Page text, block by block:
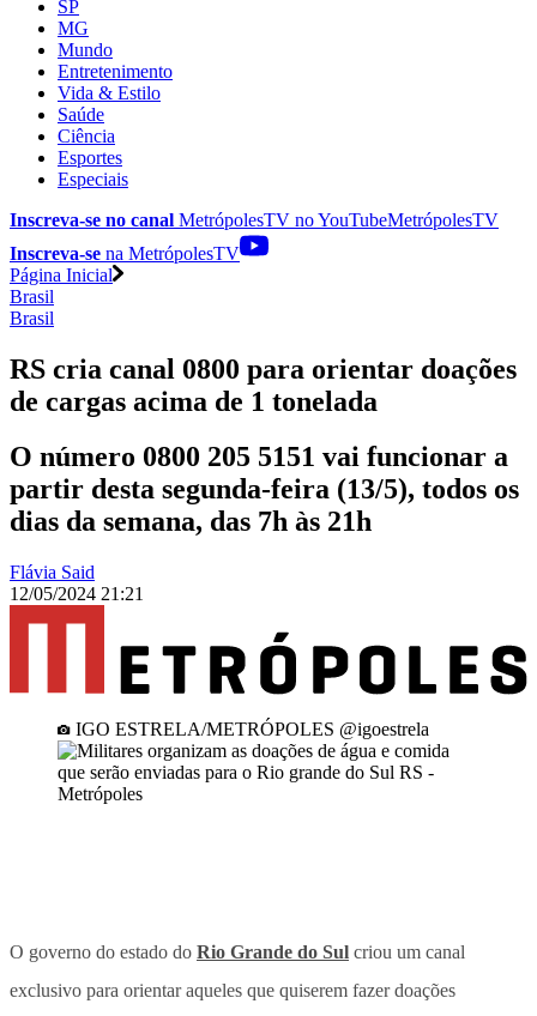
SP
MG
Mundo
Entretenimento
Vida & Estilo
Saúde
Ciência
Esportes
Especiais
Inscreva-se no canal MetrópolesTV noYouTubeMetrópolesTV
Inscreva-se na MetrópolesTV
Página Inicial
Brasil
Brasil
RS cria canal 0800 para orientar doações
de cargas acima de 1 tonelada
O número 0800 205 5151 vai funcionar a
partir desta segunda-feira (13/5), todos os
dias da semana, das 7h às 21h
Flávia Said
12/05/2024 21:21
IGO ESTRELA/METRÓPOLES @igoestrela
O governo do estado do Rio Grande do Sul criou um canal
exclusivo para orientar aqueles que quiserem fazer doações